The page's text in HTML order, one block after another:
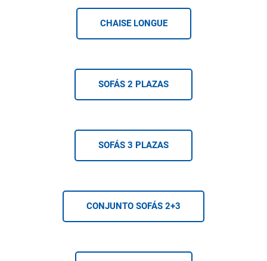
CHAISE LONGUE
SOFÁS 2 PLAZAS
SOFÁS 3 PLAZAS
CONJUNTO SOFÁS 2+3